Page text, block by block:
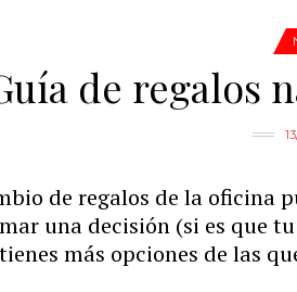
de regalos
de regalos de la oficina
una decisión (si es que
más opciones de las